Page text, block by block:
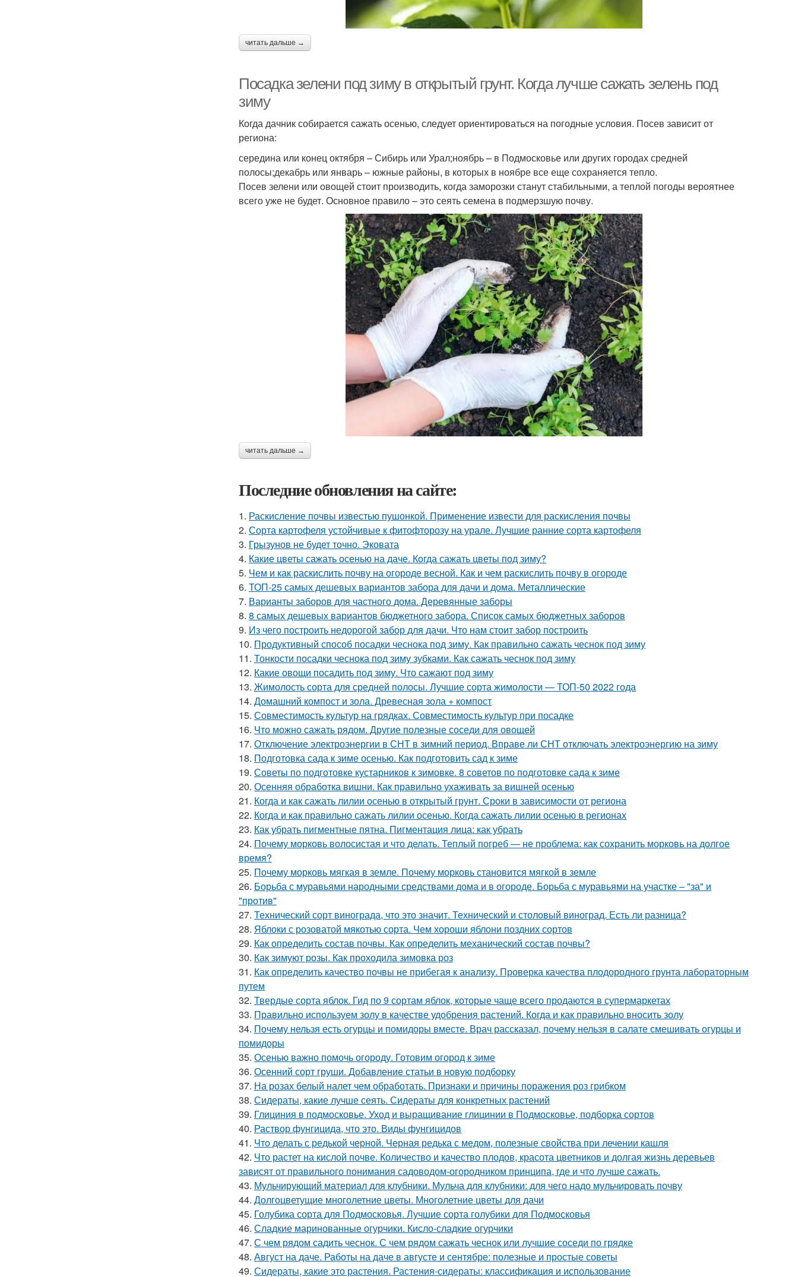
читать дальше →
Посадка зелени под зиму в открытый грунт. Когда лучше сажать зелень под
зиму
Когда дачник собирается сажать осенью, следует ориентироваться на погодные условия. Посев зависит от
региона:
середина или конец октября – Сибирь или Урал;ноябрь – в Подмосковье или других городах средней
полосы;декабрь или январь – южные районы, в которых в ноябре все еще сохраняется тепло.
Посев зелени или овощей стоит производить, когда заморозки станут стабильными, а теплой погоды вероятнее
всего уже не будет. Основное правило – это сеять семена в подмерзшую почву.
читать дальше →
Последние обновления на сайте:
1. Раскисление почвы известью пушонкой. Применение извести для раскисления почвы
2. Сорта картофеля устойчивые к фитофторозу на урале. Лучшие ранние сорта картофеля
3. Грызунов не будет точно. Эковата
4. Какие цветы сажать осенью на даче. Когда сажать цветы под зиму?
5. Чем и как раскислить почву на огороде весной. Как и чем раскислить почву в огороде
6. ТОП-25 самых дешевых вариантов забора для дачи и дома. Металлические
7. Варианты заборов для частного дома. Деревянные заборы
8. 8 самых дешевых вариантов бюджетного забора. Список самых бюджетных заборов
9. Из чего построить недорогой забор для дачи. Что нам стоит забор построить
10. Продуктивный способ посадки чеснока под зиму. Как правильно сажать чеснок под зиму
11. Тонкости посадки чеснока под зиму зубками. Как сажать чеснок под зиму
12. Какие овощи посадить под зиму. Что сажают под зиму
13. Жимолость сорта для средней полосы. Лучшие сорта жимолости — ТОП-50 2022 года
14. Домашний компост и зола. Древесная зола + компост
15. Совместимость культур на грядках. Совместимость культур при посадке
16. Что можно сажать рядом. Другие полезные соседи для овощей
17. Отключение электроэнергии в СНТ в зимний период. Вправе ли СНТ отключать электроэнергию на зиму
18. Подготовка сада к зиме осенью. Как подготовить сад к зиме
19. Советы по подготовке кустарников к зимовке. 8 советов по подготовке сада к зиме
20. Осенняя обработка вишни. Как правильно ухаживать за вишней осенью
21. Когда и как сажать лилии осенью в открытый грунт. Сроки в зависимости от региона
22. Когда и как правильно сажать лилии осенью. Когда сажать лилии осенью в регионах
23. Как убрать пигментные пятна. Пигментация лица: как убрать
24. Почему морковь волосистая и что делать. Теплый погреб — не проблема: как сохранить морковь на долгое
время?
25. Почему морковь мягкая в земле. Почему морковь становится мягкой в земле
26. Борьба с муравьями народными средствами дома и в огороде. Борьба с муравьями на участке – "за" и
"против"
27. Технический сорт винограда, что это значит. Технический и столовый виноград. Есть ли разница?
28. Яблоки с розоватой мякотью сорта. Чем хороши яблони поздних сортов
29. Как определить состав почвы. Как определить механический состав почвы?
30. Как зимуют розы. Как проходила зимовка роз
31. Как определить качество почвы не прибегая к анализу. Проверка качества плодородного грунта лабораторным
путем
32. Твердые сорта яблок. Гид по 9 сортам яблок, которые чаще всего продаются в супермаркетах
33. Правильно используем золу в качестве удобрения растений. Когда и как правильно вносить золу
34. Почему нельзя есть огурцы и помидоры вместе. Врач рассказал, почему нельзя в салате смешивать огурцы и
помидоры
35. Осенью важно помочь огороду. Готовим огород к зиме
36. Осенний сорт груши. Добавление статьи в новую подборку
37. На розах белый налет чем обработать. Признаки и причины поражения роз грибком
38. Сидераты, какие лучше сеять. Сидераты для конкретных растений
39. Глициния в подмосковье. Уход и выращивание глицинии в Подмосковье, подборка сортов
40. Раствор фунгицида, что это. Виды фунгицидов
41. Что делать с редькой черной. Черная редька с медом, полезные свойства при лечении кашля
42. Что растет на кислой почве. Количество и качество плодов, красота цветников и долгая жизнь деревьев
зависят от правильного понимания садоводом-огородником принципа, где и что лучше сажать.
43. Мульчирующий материал для клубники. Мульча для клубники: для чего надо мульчировать почву
44. Долгоцветущие многолетние цветы. Многолетние цветы для дачи
45. Голубика сорта для Подмосковья. Лучшие сорта голубики для Подмосковья
46. Сладкие маринованные огурчики. Кисло-сладкие огурчики
47. С чем рядом садить чеснок. С чем рядом сажать чеснок или лучшие соседи по грядке
48. Август на даче. Работы на даче в августе и сентябре: полезные и простые советы
49. Сидераты, какие это растения. Растения-сидераты: классификация и использование